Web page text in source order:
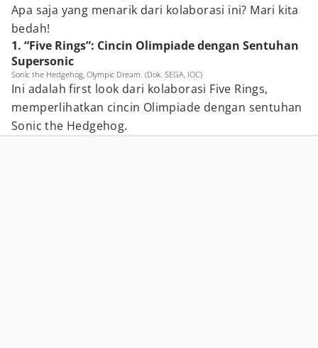
Apa saja yang menarik dari kolaborasi ini? Mari kita
bedah!
1. “Five Rings”: Cincin Olimpiade dengan Sentuhan
Supersonic
Sonic the Hedgehog, Olympic Dream. (Dok. SEGA, IOC)
Ini adalah first look dari kolaborasi Five Rings,
memperlihatkan cincin Olimpiade dengan sentuhan
Sonic the Hedgehog.